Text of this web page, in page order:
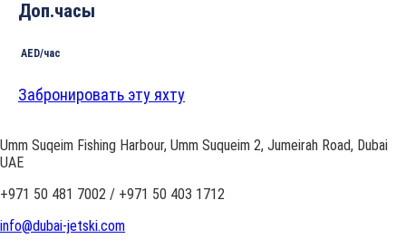
Доп.часы
AED/час
Забронировать эту яхту
Umm Suqeim Fishing Harbour, Umm Suqueim 2, Jumeirah Road, Dubai
UAE
+971 50 481 7002 / +971 50 403 1712
info@dubai-jetski.com